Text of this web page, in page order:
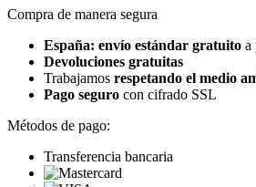
Compra de manera segura
España: envío estándar gratuito a
Devoluciones gratuitas
Trabajamos respetando el medio
Pago seguro con cifrado SSL
Métodos de pago:
Transferencia bancaria